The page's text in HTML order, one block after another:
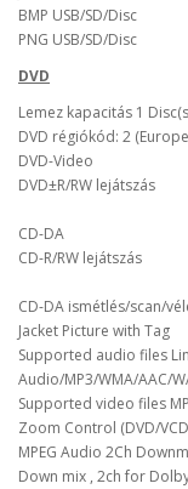
BMP USB/SD/Disc
PNG USB/SD/Disc
DVD
Lemez kapacitás 1
DVD régiókód: 2
DVD-Video
DVD±R/RW lejátszás
CD-DA
CD-R/RW lejátszás
CD-DA ismétlés/scan/
Jacket Picture with Tag
Supported audio files
Audio/MP3/WMA/AAC/
Supported video files
Zoom Control (DVD/
MPEG Audio 2Ch
Down mix , 2ch for